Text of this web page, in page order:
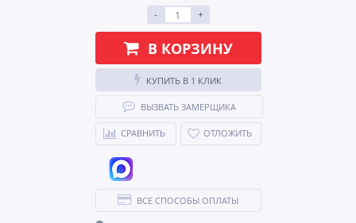
-
+
В КОРЗИНУ
КУПИТЬ В 1 КЛИК
ВЫЗВАТЬ ЗАМЕРЩИКА
СРАВНИТЬ ОТЛОЖИТЬ
ВСЕ СПОСОБЫ ОПЛАТЫ